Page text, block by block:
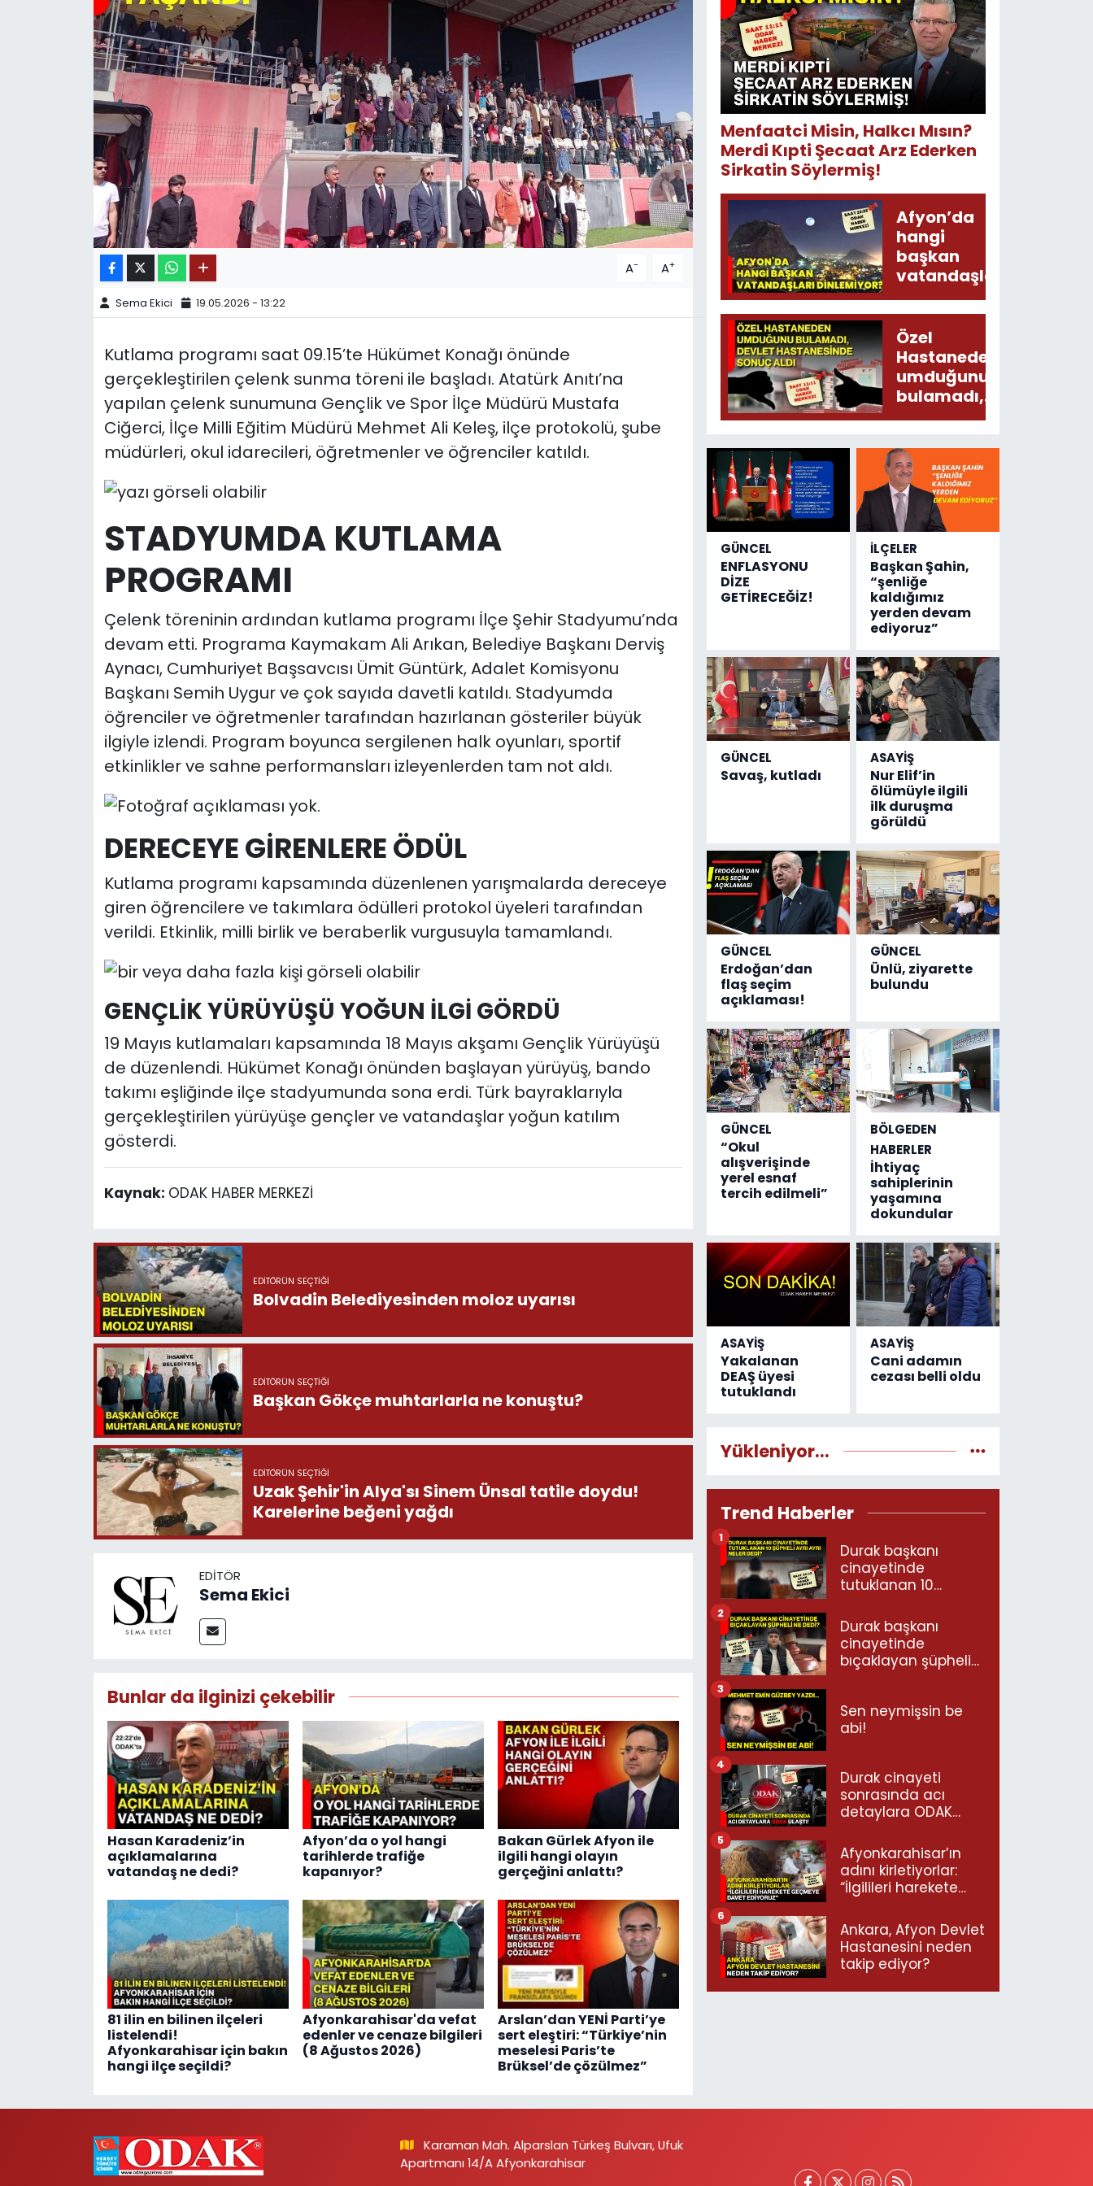
A- A+
Sema Ekici 19.05.2026 - 13:22
Kutlama programı saat 09.15’te Hükümet Konağı önünde
gerçekleştirilen çelenk sunma töreni ile başladı. Atatürk Anıtı’na
yapılan çelenk sunumuna Gençlik ve Spor İlçe Müdürü Mustafa
Ciğerci, İlçe Milli Eğitim Müdürü Mehmet Ali Keleş, ilçe protokolü, şube
müdürleri, okul idarecileri, öğretmenler ve öğrenciler katıldı.
STADYUMDA KUTLAMA
PROGRAMI
Çelenk töreninin ardından kutlama programı İlçe Şehir Stadyumu’nda
devam etti. Programa Kaymakam Ali Arıkan, Belediye Başkanı Derviş
Aynacı, Cumhuriyet Başsavcısı Ümit Güntürk, Adalet Komisyonu
Başkanı Semih Uygur ve çok sayıda davetli katıldı. Stadyumda
öğrenciler ve öğretmenler tarafından hazırlanan gösteriler büyük
ilgiyle izlendi. Program boyunca sergilenen halk oyunları, sportif
etkinlikler ve sahne performansları izleyenlerden tam not aldı.
DERECEYE GİRENLERE ÖDÜL
Kutlama programı kapsamında düzenlenen yarışmalarda dereceye
giren öğrencilere ve takımlara ödülleri protokol üyeleri tarafından
verildi. Etkinlik, milli birlik ve beraberlik vurgusuyla tamamlandı.
GENÇLİK YÜRÜYÜŞÜ YOĞUN İLGİ GÖRDÜ
19 Mayıs kutlamaları kapsamında 18 Mayıs akşamı Gençlik Yürüyüşü
de düzenlendi. Hükümet Konağı önünden başlayan yürüyüş, bando
takımı eşliğinde ilçe stadyumunda sona erdi. Türk bayraklarıyla
gerçekleştirilen yürüyüşe gençler ve vatandaşlar yoğun katılım
gösterdi.
Kaynak: ODAK HABER MERKEZİ
EDITÖRÜN SEÇTIĞI
Bolvadin Belediyesinden moloz uyarısı
EDITÖRÜN SEÇTIĞI
Başkan Gökçe muhtarlarla ne konuştu?
EDITÖRÜN SEÇTIĞI
Uzak Şehir'in Alya'sı Sinem Ünsal tatile doydu!
Karelerine beğeni yağdı
EDITÖR
Sema Ekici
Bunlar da ilginizi çekebilir
Hasan Karadeniz’in
açıklamalarına
vatandaş ne dedi?
Afyon’da o yol hangi
tarihlerde trafiğe
kapanıyor?
Bakan Gürlek Afyon ile
ilgili hangi olayın
gerçeğini anlattı?
81 ilin en bilinen ilçeleri
listelendi!
Afyonkarahisar için bakın
hangi ilçe seçildi?
Afyonkarahisar'da vefat
edenler ve cenaze bilgileri
(8 Ağustos 2026)
Arslan’dan YENİ Parti’ye
sert eleştiri: “Türkiye’nin
meselesi Paris’te
Brüksel’de çözülmez”
Menfaatci Misin, Halkcı Mısın?
Merdi Kıpti Şecaat Arz Ederken
Sirkatin Söylermiş!
Afyon’da
hangi
başkan
vatandaşları
dinlemiyor?
Özel
Hastaneden
umduğunu
bulamadı,
Devlet
sonuç aldı
GÜNCEL
ENFLASYONU
DİZE
GETİRECEĞİZ!
İLÇELER
Başkan Şahin,
“şenliğe
kaldığımız
yerden devam
ediyoruz”
GÜNCEL
Savaş, kutladı
ASAYİŞ
Nur Elif’in
ölümüyle ilgili
ilk duruşma
görüldü
GÜNCEL
Erdoğan’dan
flaş seçim
açıklaması!
GÜNCEL
Ünlü, ziyarette
bulundu
GÜNCEL
“Okul
alışverişinde
yerel esnaf
tercih edilmeli”
BÖLGEDEN
HABERLER
İhtiyaç
sahiplerinin
yaşamına
dokundular
ASAYİŞ
Yakalanan
DEAŞ üyesi
tutuklandı
ASAYİŞ
Cani adamın
cezası belli oldu
Yükleniyor...
Trend Haberler
Durak başkanı
cinayetinde
tutuklanan 10
neler dedi?
1
Durak başkanı
cinayetinde
bıçaklayan şüpheli
2
Sen neymişsin be
abi!
3
Durak cinayeti
sonrasında acı
detaylara ODAK
4
Afyonkarahisar’ın
adını kirletiyorlar:
“İlgilileri harekete
ediyoruz”
5
Ankara, Afyon Devlet
Hastanesini neden
takip ediyor?
6
Karaman Mah. Alparslan Türkeş Bulvarı, Ufuk
Apartmanı 14/A Afyonkarahisar
11:11 MANŞET